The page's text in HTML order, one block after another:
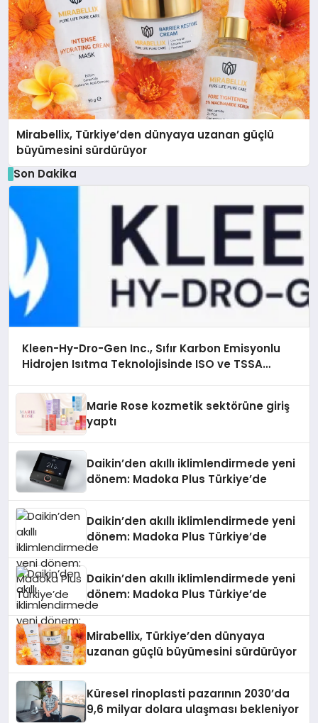
Mirabellix, Türkiye’den dünyaya uzanan güçlü
büyümesini sürdürüyor
Son Dakika
Kleen-Hy-Dro-Gen Inc., Sıfır Karbon Emisyonlu
Hidrojen Isıtma Teknolojisinde ISO ve TSSA
Marie Rose kozmetik sektörüne giriş
yaptı
Daikin’den akıllı iklimlendirmede yeni
dönem: Madoka Plus Türkiye’de
Daikin’den akıllı iklimlendirmede yeni
dönem: Madoka Plus Türkiye’de
Daikin’den akıllı iklimlendirmede yeni
dönem: Madoka Plus Türkiye’de
Mirabellix, Türkiye’den dünyaya
uzanan güçlü büyümesini sürdürüyor
Küresel rinoplasti pazarının 2030’da
9,6 milyar dolara ulaşması bekleniyor